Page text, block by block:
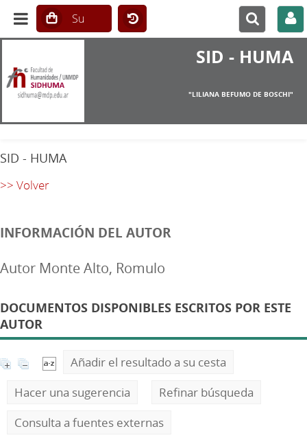
SID - HUMA
"LILIANA BEFUMO DE BOSCHI"
SID - HUMA
>> Volver
INFORMACIÓN DEL AUTOR
Autor Monte Alto, Romulo
DOCUMENTOS DISPONIBLES ESCRITOS POR ESTE
AUTOR
Añadir el resultado a su cesta
Hacer una sugerencia
Refinar búsqueda
Consulta a fuentes externas